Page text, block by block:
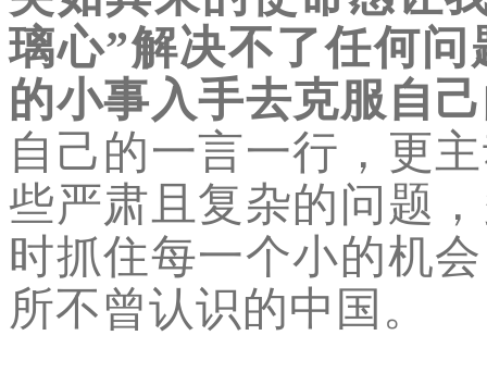
璃心”解决不了任何问
的小事入手去克服自
自己的一言一行，更
些严肃且复杂的问题
时抓住每一个小的机
所不曾认识的中国。